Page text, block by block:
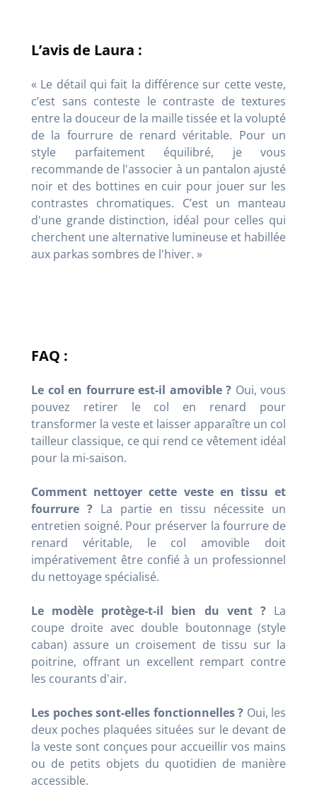
L’avis de Laura :
« Le détail qui fait la différence sur cette veste,
c’est sans conteste le contraste de textures
entre la douceur de la maille tissée et la volupté
de la fourrure de renard véritable. Pour un
style parfaitement équilibré, je vous
recommande de l'associer à un pantalon ajusté
noir et des bottines en cuir pour jouer sur les
contrastes chromatiques. C’est un manteau
d'une grande distinction, idéal pour celles qui
cherchent une alternative lumineuse et habillée
aux parkas sombres de l'hiver. »
FAQ :
Le col en fourrure est-il amovible ? Oui, vous
pouvez retirer le col en renard pour
transformer la veste et laisser apparaître un col
tailleur classique, ce qui rend ce vêtement idéal
pour la mi-saison.
Comment nettoyer cette veste en tissu et
fourrure ?La partie en tissu nécessite un
entretien soigné. Pour préserver la fourrure de
renard véritable, le col amovible doit
impérativement être confié à un professionnel
du nettoyage spécialisé.
Le modèle protège-t-il bien du vent ?La
coupe droite avec double boutonnage (style
caban) assure un croisement de tissu sur la
poitrine, offrant un excellent rempart contre
les courants d'air.
Les poches sont-elles fonctionnelles ? Oui, les
deux poches plaquées situées sur le devant de
la veste sont conçues pour accueillir vos mains
ou de petits objets du quotidien de manière
accessible.